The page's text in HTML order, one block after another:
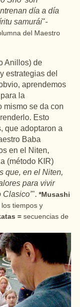
día a día
samurái"-
del Maestro
Anillos) de
estrategias del
aprendemos
la
mismo se da con
Esto
que adoptaron a
Baba
en el Niten,
(método KIR)
que, en el Niten,
para vivir
Clasico’". *Musashi
tiempos y
= secuencias de